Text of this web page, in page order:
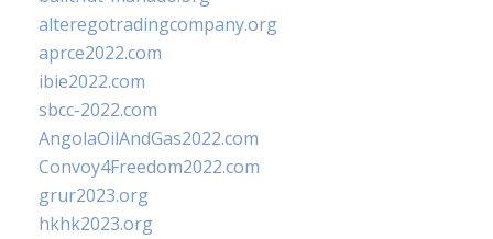
alteregotradingcompany.org
aprce2022.com
ibie2022.com
sbcc-2022.com
AngolaOilAndGas2022.com
Convoy4Freedom2022.com
grur2023.org
hkhk2023.org